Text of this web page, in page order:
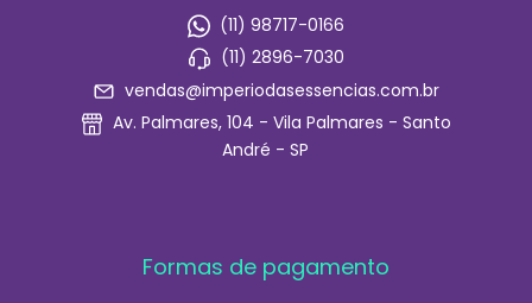
(11) 98717-0166
(11) 2896-7030
vendas@imperiodasessencias.com.br
Av. Palmares, 104 - Vila Palmares - Santo
André - SP
Formas de pagamento